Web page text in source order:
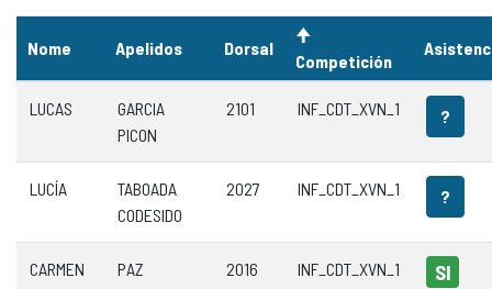
Nome Apelidos Dorsal
Competición
LUCAS
GARCIA
PICON
2101 INF_CDT_XVN_1 ?
LUCÍA
TABOADA
CODESIDO
2027 INF_CDT_XVN_1 ?
CARMEN
PAZ
2016 INF_CDT_XVN_1 SI